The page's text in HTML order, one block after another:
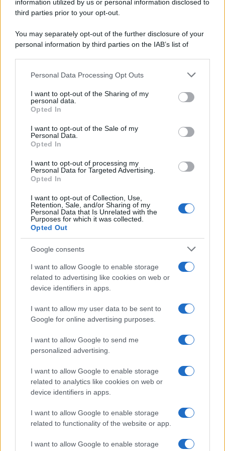
information utilized by us or personal information disclosed to
third parties prior to your opt-out.
You may separately opt-out of the further disclosure of your
personal information by third parties on the IAB’s list of
This information may also be disclosed by us to third parties
disclose it to other third parties.
Please note that this website/app uses one or more Google
services and may gather and store information including but
not limited to your visit or usage behaviour. You may click to
grant or deny consent to Google and its third-party tags to
consent section.
Personal Data Processing Opt Outs
I want to opt-out of the Sharing of my
personal data.
Opted In
I want to opt-out of the Sale of my
Personal Data.
Opted In
I want to opt-out of processing my
Personal Data for Targeted Advertising.
Opted In
I want to opt-out of Collection, Use,
Retention, Sale, and/or Sharing of my
Personal Data that Is Unrelated with the
Purposes for which it was collected.
Opted Out
Google consents
I want to allow Google to enable storage
related to advertising like cookies on web or
device identifiers in apps.
I want to allow my user data to be sent to
Google for online advertising purposes.
I want to allow Google to send me
personalized advertising.
I want to allow Google to enable storage
related to analytics like cookies on web or
device identifiers in apps.
I want to allow Google to enable storage
related to functionality of the website or app.
I want to allow Google to enable storage
Day Travel 365
Home Magazine 365
Cineverse Magazine
SecondHomeMagazine
Francia
InvestirMag
Germania
UK
News Hub UK
Lgbtq News
Olanda
Investeren 24
NL Newz